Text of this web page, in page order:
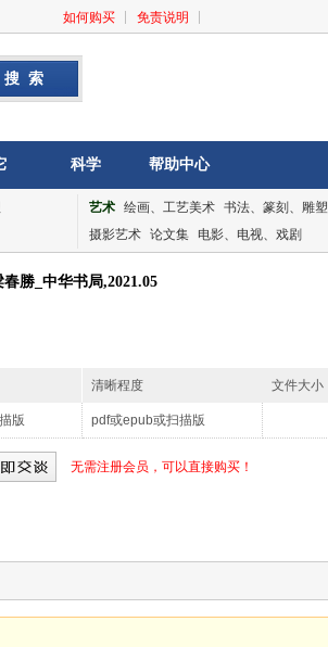
如何购买 免责说明
科学 帮助中心
艺术 绘画、工艺美术 书法、篆刻、雕塑
摄影艺术 论文集
电影、电视、戏剧
勝_中华书局,2021.05
清晰程度 文件大小
版 pdf或epub或扫描版
无需注册会员，可以直接购买！